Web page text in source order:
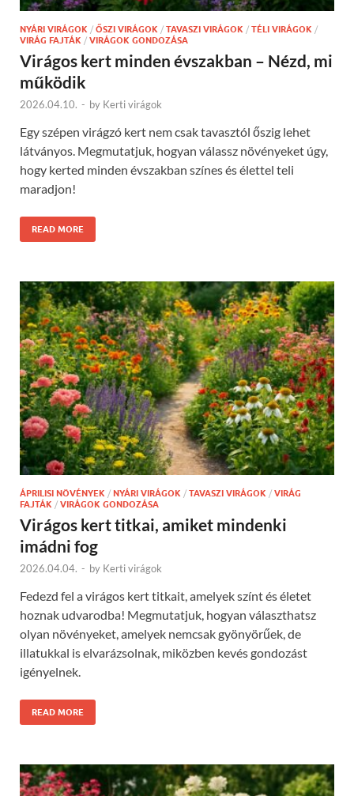
NYÁRI VIRÁGOK / ŐSZI VIRÁGOK / TAVASZI VIRÁGOK / TÉLI VIRÁGOK /
VIRÁG FAJTÁK / VIRÁGOK GONDOZÁSA
Virágos kert minden évszakban – Nézd, mi
működik
2026.04.10. - by Kerti virágok
Egy szépen virágzó kert nem csak tavasztól őszig lehet
látványos. Megmutatjuk, hogyan válassz növényeket úgy,
hogy kerted minden évszakban színes és élettel teli
maradjon!
READ MORE
ÁPRILISI NÖVÉNYEK / NYÁRI VIRÁGOK / TAVASZI VIRÁGOK / VIRÁG
FAJTÁK / VIRÁGOK GONDOZÁSA
Virágos kert titkai, amiket mindenki
imádni fog
2026.04.04. - by Kerti virágok
Fedezd fel a virágos kert titkait, amelyek színt és életet
hoznak udvarodba! Megmutatjuk, hogyan választhatsz
olyan növényeket, amelyek nemcsak gyönyörűek, de
illatukkal is elvarázsolnak, miközben kevés gondozást
igényelnek.
READ MORE